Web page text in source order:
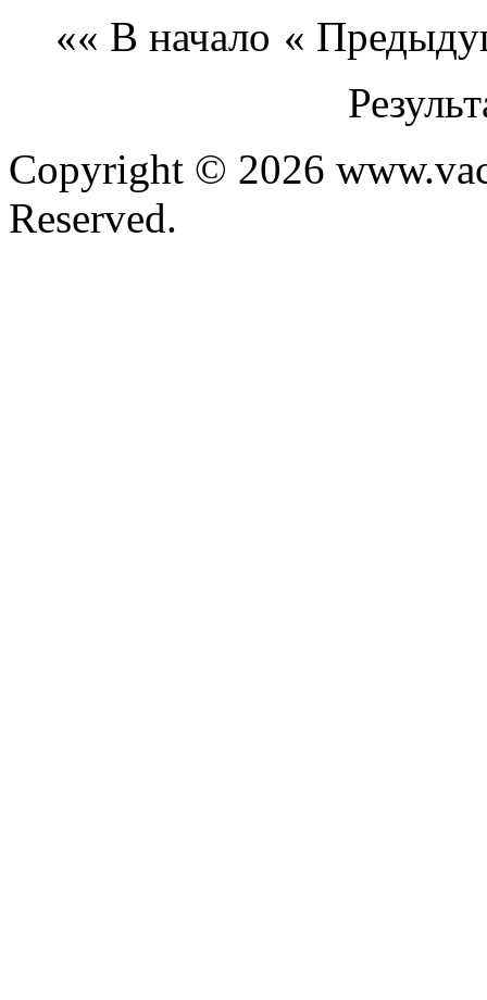
«« В начало «
Copyright © 2026
Reserved.